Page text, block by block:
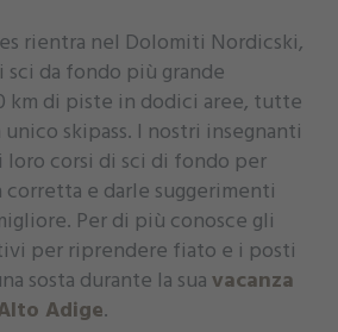
rientra nel Dolomiti Nordicski,
da fondo più grande
km di piste in dodici aree, tutte
skipass. I nostri insegnanti
loro corsi di sci di fondo per
corretta e darle suggerimenti
Per di più conosce gli
per riprendere fiato e i posti
sosta durante la sua vacanza
Adige.